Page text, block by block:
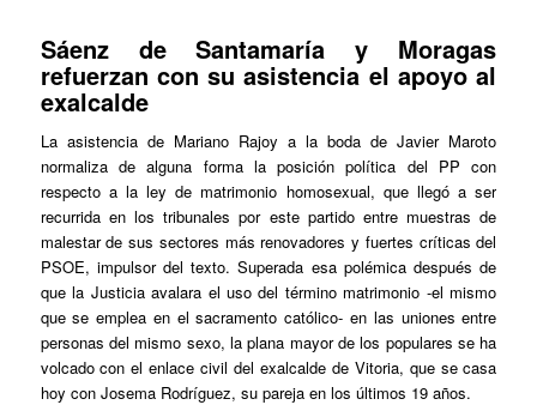
Sáenz de Santamaría y Moragas
refuerzan con su asistencia el apoyo al
exalcalde
La asistencia de Mariano Rajoy a la boda de Javier Maroto
normaliza de alguna forma la posición política del PP con
respecto a la ley de matrimonio homosexual, que llegó a ser
recurrida en los tribunales por este partido entre muestras de
malestar de sus sectores más renovadores y fuertes críticas del
PSOE, impulsor del texto. Superada esa polémica después de
que la Justicia avalara el uso del término matrimonio -el mismo
que se emplea en el sacramento católico- en las uniones entre
personas del mismo sexo, la plana mayor de los populares se ha
volcado con el enlace civil del exalcalde de Vitoria, que se casa
hoy con Josema Rodríguez, su pareja en los últimos 19 años.